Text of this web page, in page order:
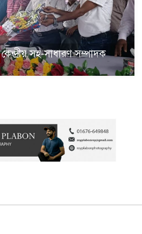
সহ-সাধারণ সম্পাদক